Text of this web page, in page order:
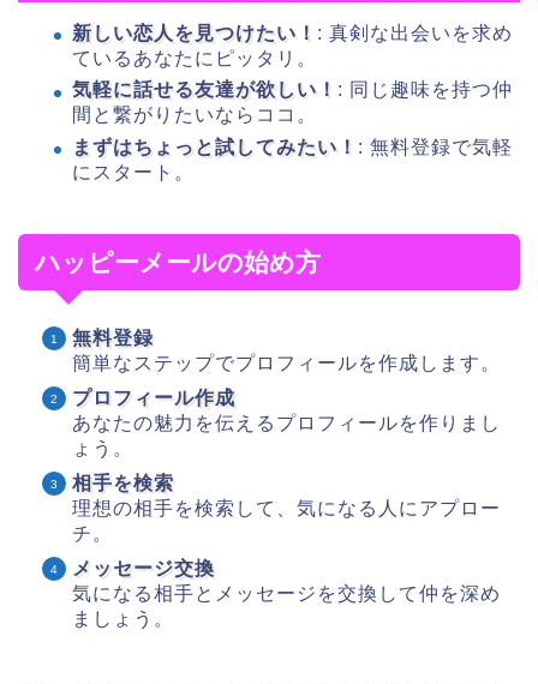
新しい恋人を見つけたい！ : 真剣な出会いを求め
ているあなたにピッタリ。
気軽に話せる友達が欲しい！ : 同じ趣味を持つ仲
間と繋がりたいならココ。
まずはちょっと試してみたい！ : 無料登録で気軽
にスタート。
ハッピーメールの始め方
無料登録
簡単なステップでプロフィールを作成します。
プロフィール作成
あなたの魅力を伝えるプロフィールを作りまし
ょう。
相手を検索
理想の相手を検索して、気になる人にアプロー
チ。
メッセージ交換
気になる相手とメッセージを交換して仲を深め
ましょう。